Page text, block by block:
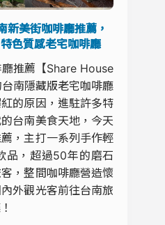
新美街咖啡廳推薦，
色質感老宅咖啡廳
推薦【Share House
南隱藏版老宅咖啡廳
的原因，進駐許多特
台南美食天地，今天
，主打一系列手作輕
品，超過50年的磨石
，整間咖啡廳營造懷
外觀光客前往台南旅